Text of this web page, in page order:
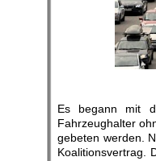
Es begann mit
Fahrzeughalter
gebeten werden.
Koalitionsvertrag.